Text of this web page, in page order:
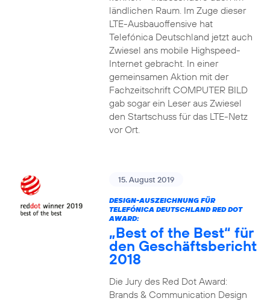
ländlichen Raum. Im Zuge dieser
LTE-Ausbauoffensive hat
Telefónica Deutschland jetzt auch
Zwiesel ans mobile Highspeed-
Internet gebracht. In einer
gemeinsamen Aktion mit der
Fachzeitschrift COMPUTER BILD
gab sogar ein Leser aus Zwiesel
den Startschuss für das LTE-Netz
vor Ort.
15. August 2019
DESIGN-AUSZEICHNUNG FÜR
TELEFÓNICA DEUTSCHLAND RED DOT
AWARD:
„Best of the Best“ für
den Geschäftsbericht
2018
Die Jury des Red Dot Award:
Brands & Communication Design